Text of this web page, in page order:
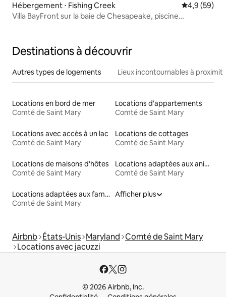
Hébergement ⋅ Fishing Creek Évaluation
4,9 (59)
Villa BayFront sur la baie de Chesapeake, piscine
Destinations à découvrir
Autres types de logements Lieux incontournables à
Locations en bord de mer
Comté de Saint Mary
Locations d'appartements
Comté de Saint Mary
Locations avec accès à un lac
Comté de Saint Mary
Locations de cottages
Comté de Saint Mary
Locations de maisons d'hôtes
Comté de Saint Mary
Locations adaptées aux animaux
Comté de Saint Mary
Locations adaptées aux familles
Comté de Saint Mary
Afficher plus
Airbnb États-Unis Maryland Comté de Saint Mary
Locations avec jacuzzi
© 2026 Airbnb, Inc.